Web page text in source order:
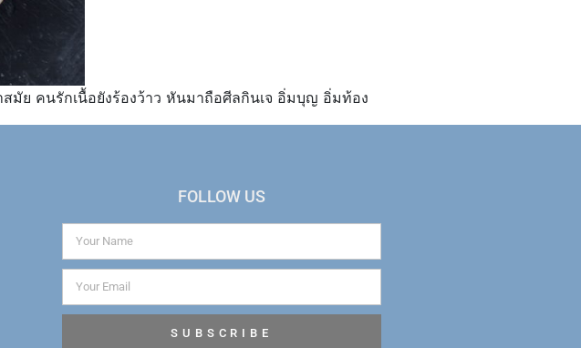
มัย คนรักเนื้อยังร้องว้าว หันมาถือศีลกินเจ อิ่มบุญ อิ่มท้อง
FOLLOW US
SUBSCRIBE